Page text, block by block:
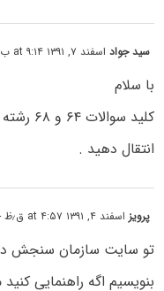
سید جواداسفند ۷, ۱۳۹۱ at ۹:۱۴ ب٫ظ
با سلام
کلید
انتقال دهید .
پرویزاسفند ۴, ۱۳۹۱ at ۴:۵۷ ق٫ظ
تو سایت سازمان سنجش
بنویسیم اگه راهنمایی